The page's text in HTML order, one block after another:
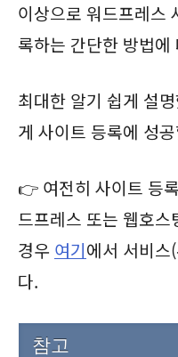
이상으로 워드프레스
록하는 간단한 방법
최대한 알기 쉽게 설
게 사이트 등록에 성
👉 여전히 사이트 등
드프레스 또는 웹호
경우 여기에서 서비스
다.
참고